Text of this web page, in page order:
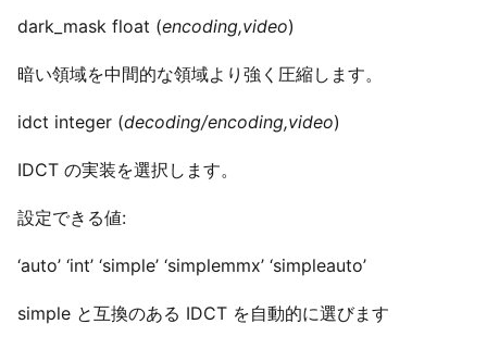
dark_mask float (encoding,video)
暗い領域を中間的な領域より強く圧縮します。
idct integer (decoding/encoding,video)
IDCT の実装を選択します。
設定できる値:
‘auto’ ‘int’ ‘simple’ ‘simplemmx’ ‘simpleauto’
simple と互換のある IDCT を自動的に選びます